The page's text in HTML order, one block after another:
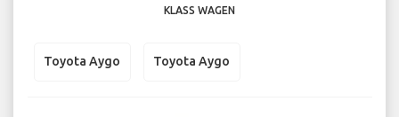
KLASS WAGEN
Toyota Aygo Toyota Aygo